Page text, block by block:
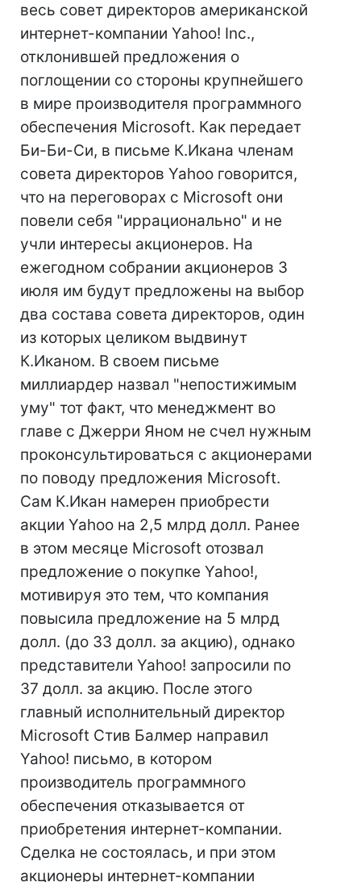
весь совет директоров американской
интернет-компании Yahoo! Inc.,
отклонившей предложения о
поглощении со стороны крупнейшего
в мире производителя программного
обеспечения Microsoft. Как передает
Би-Би-Си, в письме К.Икана членам
совета директоров Yahoo говорится,
что на переговорах с Microsoft они
повели себя "иррационально" и не
учли интересы акционеров. На
ежегодном собрании акционеров 3
июля им будут предложены на выбор
два состава совета директоров, один
из которых целиком выдвинут
К.Иканом. В своем письме
миллиардер назвал "непостижимым
уму" тот факт, что менеджмент во
главе с Джерри Яном не счел нужным
проконсультироваться с акционерами
по поводу предложения Microsoft.
Сам К.Икан намерен приобрести
акции Yahoo на 2,5 млрд долл. Ранее
в этом месяце Microsoft отозвал
предложение о покупке Yahoo!,
мотивируя это тем, что компания
повысила предложение на 5 млрд
долл. (до 33 долл. за акцию), однако
представители Yahoo! запросили по
37 долл. за акцию. После этого
главный исполнительный директор
Microsoft Стив Балмер направил
Yahoo! письмо, в котором
производитель программного
обеспечения отказывается от
приобретения интернет-компании.
Сделка не состоялась, и при этом
акционеры интернет-компании